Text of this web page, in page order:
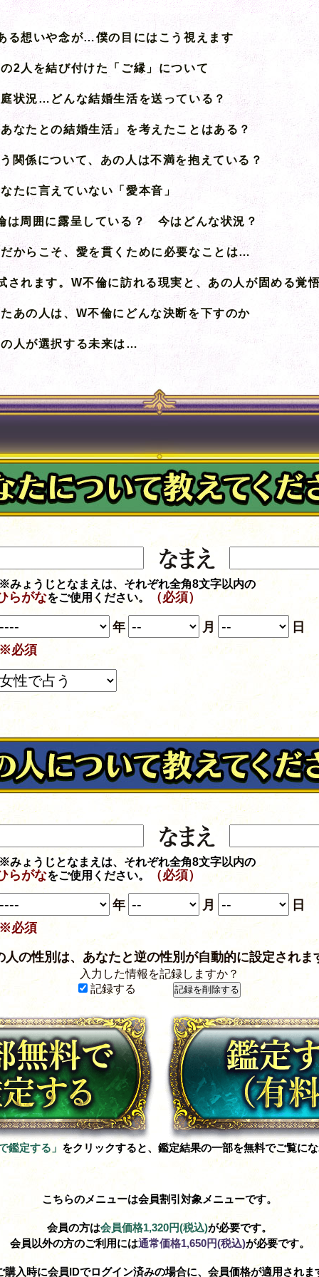
る想いや念が…僕の目にはこう視えます
2人を結び付けた「ご縁」について
状況…どんな結婚生活を送っている？
なたとの結婚生活」を考えたことはある？
関係について、あの人は不満を抱えている？
たに言えていない「愛本音」
は周囲に露呈している？ 今はどんな状況？
からこそ、愛を貫くために必要なことは…
されます。W不倫に訪れる現実と、あの人が固める覚
あの人は、W不倫にどんな決断を下すのか
人が選択する未来は…
みょうじとなまえは、それぞれ全角8文字以内の
らがなをご使用ください。 （必須）
年 月 日
必須
みょうじとなまえは、それぞれ全角8文字以内の
らがなをご使用ください。 （必須）
年 月 日
必須
人の性別は、あなたと逆の性別が自動的に設定されま
入力した情報を記録しますか？
記録する
鑑定する」 をクリックすると、鑑定結果の一部を無料でご覧に
こちらのメニューは会員割引対象メニューです。
会員の方は会員価格1,320円(税込)が必要です。
会員以外の方のご利用には通常価格1,650円(税込)が必要です。
入時に会員IDでログイン済みの場合に、会員価格が適用されま